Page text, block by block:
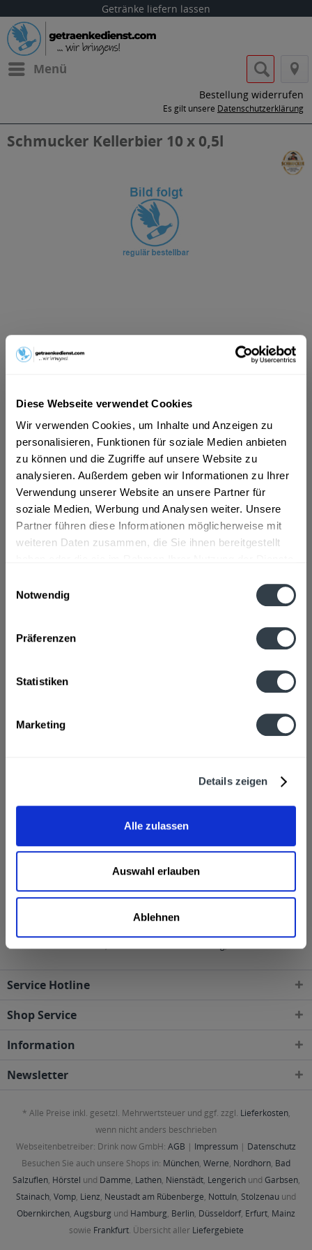
Diese Webseite verwendet Cookies
Wir verwenden Cookies, um Inhalte und Anzeigen zu
personalisieren, Funktionen für soziale Medien anbieten
zu können und die Zugriffe auf unsere Website zu
analysieren. Außerdem geben wir Informationen zu Ihrer
Verwendung unserer Website an unsere Partner für
soziale Medien, Werbung und Analysen weiter. Unsere
Partner führen diese Informationen möglicherweise mit
weiteren Daten zusammen, die Sie ihnen bereitgestellt
Notwendig
Präferenzen
Statistiken
Marketing
Details zeigen
Alle zulassen
Auswahl erlauben
Ablehnen
Getränke liefern lassen
Menü
Bestellung widerrufen
Es gilt unsere Datenschutzerklärung
Schmucker Kellerbier 10 x 0,5l
ab 8,99 € *
Inhalt:
Vorrätig
MEHRWEG
+2,30 € Pfand
In den Warenkorb
Artikel-Nr.:
32888
Verfügbar in:
Frankfurt am Main
Ginsheim-Gustavsburg
mehr
Wasser, GERSTENMALZ, WEIZENMALZ, Hopfen,
Privat-Brauerei Schmucker GmbH, Hauptstraße 89, 64756
Mossautalmehr
Kunden haben sich ebenfalls angesehen
Schmucker Kellerbier 10 x 0,5l wird in den folgenden
Regionen, Städten, Orten und Postleitzahl-Gebieten
60385 Frankfurt am Main
Service Hotline
Shop Service
Information
Newsletter
* Alle Preise inkl. gesetzl. Mehrwertsteuer und ggf. zzgl. Lieferkosten,
wenn nicht anders beschrieben
Webseitenbetreiber: Drink now GmbH: AGB | Impressum | Datenschutz
Besuchen Sie auch unsere Shops in: München, Werne, Nordhorn, Bad
Salzuflen, Hörstel und Damme, Lathen, Nienstädt, Lengerichund Garbsen,
Stainach, Vomp, Lienz, Neustadt am Rübenberge, Nottuln, Stolzenau und
Obernkirchen, Augsburg und Hamburg, Berlin, Düsseldorf, Erfurt, Mainz
sowie Frankfurt. Übersicht aller Liefergebiete